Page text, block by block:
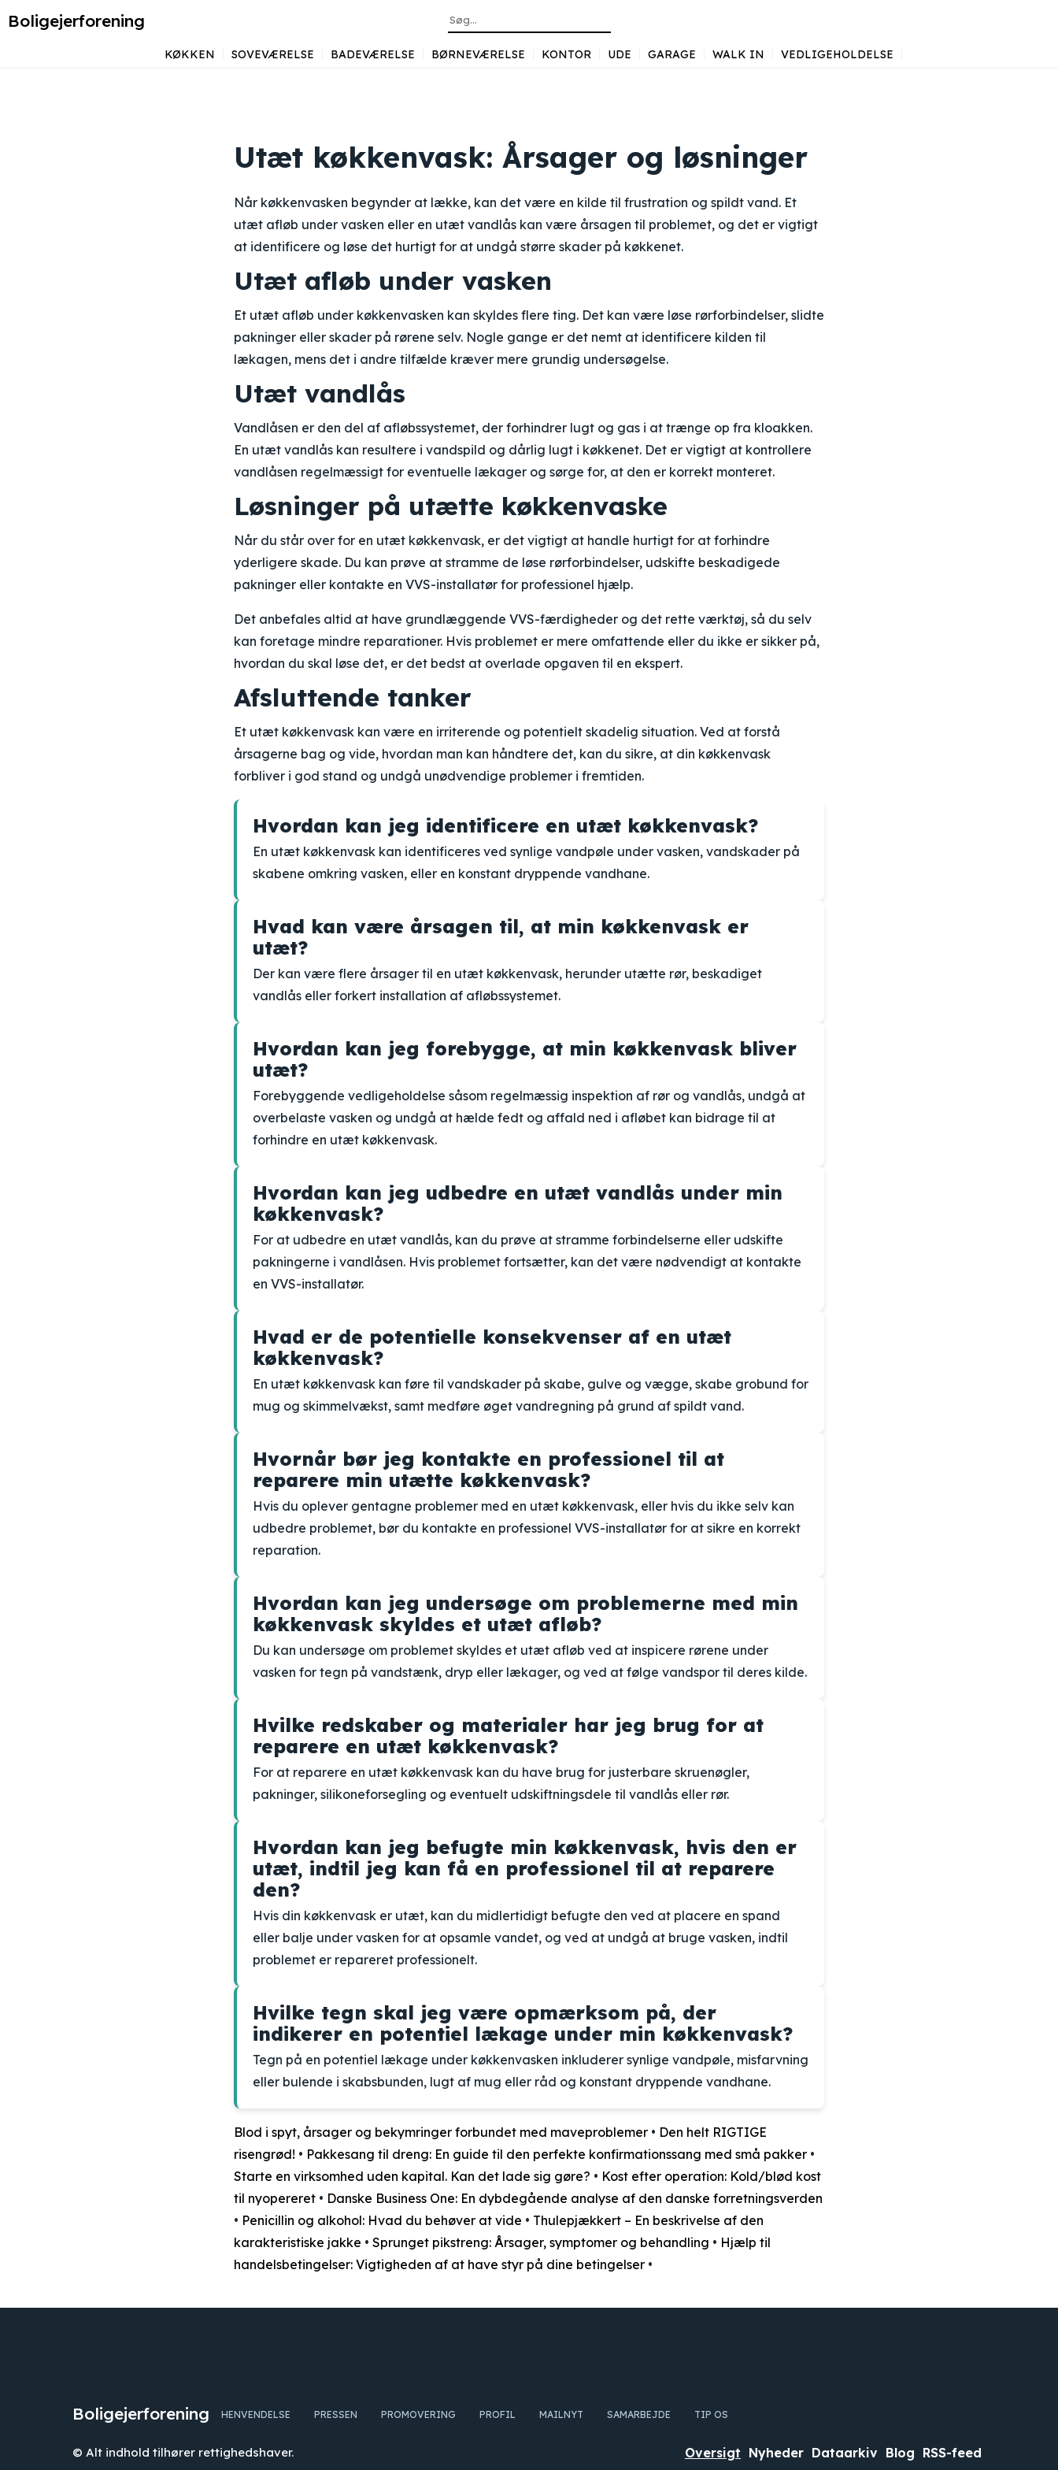
Boligejerforening
KØKKEN SOVEVÆRELSE BADEVÆRELSE BØRNEVÆRELSE KONTOR UDE GARAGE WALK IN VEDLIGEHOLDELSE
Utæt køkkenvask: Årsager og løsninger
Når køkkenvasken begynder at lække, kan det være en kilde til frustration og spildt vand. Et
utæt afløb under vasken eller en utæt vandlås kan være årsagen til problemet, og det er vigtigt
at identificere og løse det hurtigt for at undgå større skader på køkkenet.
Utæt afløb under vasken
Et utæt afløb under køkkenvasken kan skyldes flere ting. Det kan være løse rørforbindelser, slidte
pakninger eller skader på rørene selv. Nogle gange er det nemt at identificere kilden til
lækagen, mens det i andre tilfælde kræver mere grundig undersøgelse.
Utæt vandlås
Vandlåsen er den del af afløbssystemet, der forhindrer lugt og gas i at trænge op fra kloakken.
En utæt vandlås kan resultere i vandspild og dårlig lugt i køkkenet. Det er vigtigt at kontrollere
vandlåsen regelmæssigt for eventuelle lækager og sørge for, at den er korrekt monteret.
Løsninger på utætte køkkenvaske
Når du står over for en utæt køkkenvask, er det vigtigt at handle hurtigt for at forhindre
yderligere skade. Du kan prøve at stramme de løse rørforbindelser, udskifte beskadigede
pakninger eller kontakte en VVS-installatør for professionel hjælp.
Det anbefales altid at have grundlæggende VVS-færdigheder og det rette værktøj, så du selv
kan foretage mindre reparationer. Hvis problemet er mere omfattende eller du ikke er sikker på,
hvordan du skal løse det, er det bedst at overlade opgaven til en ekspert.
Afsluttende tanker
Et utæt køkkenvask kan være en irriterende og potentielt skadelig situation. Ved at forstå
årsagerne bag og vide, hvordan man kan håndtere det, kan du sikre, at din køkkenvask
forbliver i god stand og undgå unødvendige problemer i fremtiden.
Hvordan kan jeg identificere en utæt køkkenvask?
En utæt køkkenvask kan identificeres ved synlige vandpøle under vasken, vandskader på
skabene omkring vasken, eller en konstant dryppende vandhane.
Hvad kan være årsagen til, at min køkkenvask er
utæt?
Der kan være flere årsager til en utæt køkkenvask, herunder utætte rør, beskadiget
vandlås eller forkert installation af afløbssystemet.
Hvordan kan jeg forebygge, at min køkkenvask bliver
utæt?
Forebyggende vedligeholdelse såsom regelmæssig inspektion af rør og vandlås, undgå at
overbelaste vasken og undgå at hælde fedt og affald ned i afløbet kan bidrage til at
forhindre en utæt køkkenvask.
Hvordan kan jeg udbedre en utæt vandlås under min
køkkenvask?
For at udbedre en utæt vandlås, kan du prøve at stramme forbindelserne eller udskifte
pakningerne i vandlåsen. Hvis problemet fortsætter, kan det være nødvendigt at kontakte
en VVS-installatør.
Hvad er de potentielle konsekvenser af en utæt
køkkenvask?
En utæt køkkenvask kan føre til vandskader på skabe, gulve og vægge, skabe grobund for
mug og skimmelvækst, samt medføre øget vandregning på grund af spildt vand.
Hvornår bør jeg kontakte en professionel til at
reparere min utætte køkkenvask?
Hvis du oplever gentagne problemer med en utæt køkkenvask, eller hvis du ikke selv kan
udbedre problemet, bør du kontakte en professionel VVS-installatør for at sikre en korrekt
reparation.
Hvordan kan jeg undersøge om problemerne med min
køkkenvask skyldes et utæt afløb?
Du kan undersøge om problemet skyldes et utæt afløb ved at inspicere rørene under
vasken for tegn på vandstænk, dryp eller lækager, og ved at følge vandspor til deres kilde.
Hvilke redskaber og materialer har jeg brug for at
reparere en utæt køkkenvask?
For at reparere en utæt køkkenvask kan du have brug for justerbare skruenøgler,
pakninger, silikoneforsegling og eventuelt udskiftningsdele til vandlås eller rør.
Hvordan kan jeg befugte min køkkenvask, hvis den er
utæt, indtil jeg kan få en professionel til at reparere
den?
Hvis din køkkenvask er utæt, kan du midlertidigt befugte den ved at placere en spand
eller balje under vasken for at opsamle vandet, og ved at undgå at bruge vasken, indtil
problemet er repareret professionelt.
Hvilke tegn skal jeg være opmærksom på, der
indikerer en potentiel lækage under min køkkenvask?
Tegn på en potentiel lækage under køkkenvasken inkluderer synlige vandpøle, misfarvning
eller bulende i skabsbunden, lugt af mug eller råd og konstant dryppende vandhane.
Blod i spyt, årsager og bekymringer forbundet med maveproblemer • Den helt RIGTIGE
risengrød! • Pakkesang til dreng: En guide til den perfekte konfirmationssang med små pakker •
Starte en virksomhed uden kapital. Kan det lade sig gøre? • Kost efter operation: Kold/blød kost
til nyopereret • Danske Business One: En dybdegående analyse af den danske forretningsverden
• Penicillin og alkohol: Hvad du behøver at vide • Thulepjækkert – En beskrivelse af den
karakteristiske jakke • Sprunget pikstreng: Årsager, symptomer og behandling • Hjælp til
handelsbetingelser: Vigtigheden af at have styr på dine betingelser •
Boligejerforening HENVENDELSE PRESSEN PROMOVERING PROFIL MAILNYT SAMARBEJDE TIP OS
© Alt indhold tilhører rettighedshaver. Oversigt Nyheder Dataarkiv Blog RSS-feed